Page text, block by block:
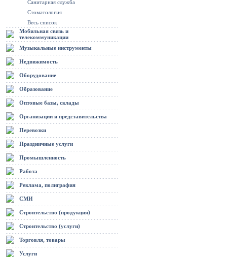
Санитарная служба
Стоматология
Весь список
Мобильная связь и
телекоммуникации
Музыкальные инструменты
Недвижимость
Оборудование
Образование
Оптовые базы, склады
Организации и представительства
Перевозки
Праздничные услуги
Промышленность
Работа
Реклама, полиграфия
СМИ
Строительство (продукция)
Строительство (услуги)
Торговля, товары
Услуги